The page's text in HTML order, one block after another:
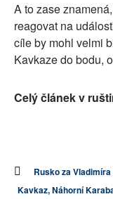
A to zase
reagovat na
cíle by mohl velmi
Kavkaze do bodu,
Celý článek v
Rusko za
Kavkaz, Náhorní